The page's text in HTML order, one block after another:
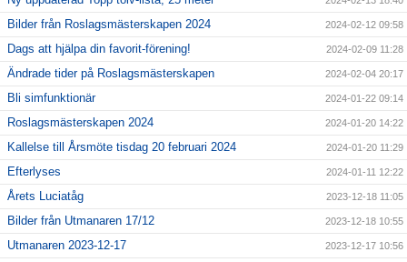
Bilder från Roslagsmästerskapen 2024 2024-02-12 09:58
Dags att hjälpa din favorit-förening! 2024-02-09 11:28
Ändrade tider på Roslagsmästerskapen 2024-02-04 20:17
Bli simfunktionär 2024-01-22 09:14
Roslagsmästerskapen 2024 2024-01-20 14:22
Kallelse till Årsmöte tisdag 20 februari 2024 2024-01-20 11:29
Efterlyses 2024-01-11 12:22
Årets Luciatåg 2023-12-18 11:05
Bilder från Utmanaren 17/12 2023-12-18 10:55
Utmanaren 2023-12-17 2023-12-17 10:56